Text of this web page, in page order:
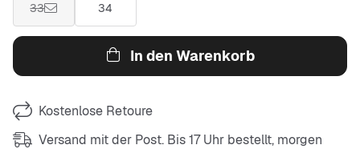
33 34
In den Warenkorb
Kostenlose Retoure
Versand mit der Post. Bis 17 Uhr bestellt, morgen